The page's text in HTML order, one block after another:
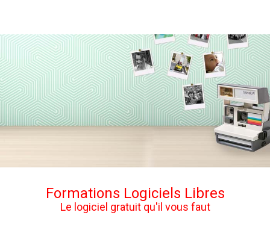
Formations Logiciels Libres
Le logiciel gratuit qu'il vous faut